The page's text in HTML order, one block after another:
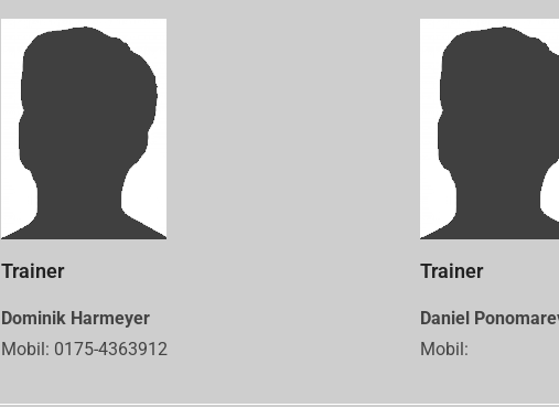
Trainer
Dominik Harmeyer
Mobil: 0175-4363912
Trainer
Daniel
Mobil: